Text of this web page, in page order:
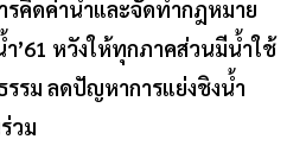
คิดค่าน้ำและจัดทำกฎหมาย
’61 หวังให้ทุกภาคส่วนมีน้ำใช้
รรม ลดปัญหาการแย่งชิงน้ำ
วม